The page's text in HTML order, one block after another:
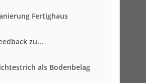
Fertighaus
zu...
als Bodenbelag